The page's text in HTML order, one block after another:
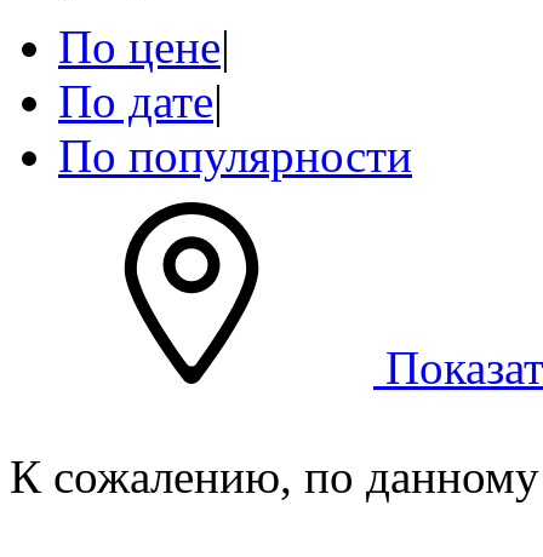
По цене|
По дате|
По популярности
К сожалению, по данному